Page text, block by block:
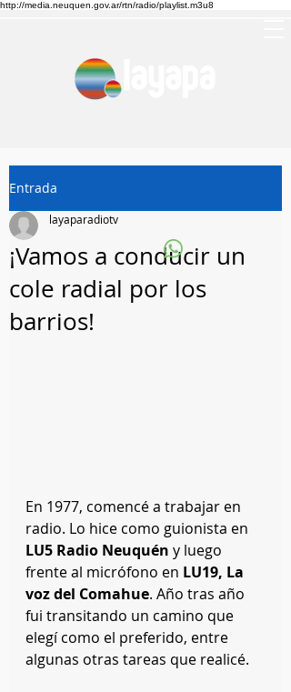
http://media.neuquen.gov.ar/rtn/radio/playlist.m3u8
Entrada
¡Vamos a conducir un
cole radial por los
barrios!
layaparadiotv
En 1977, comencé a trabajar en
radio. Lo hice como guionista en
LU5 Radio Neuquén y luego
frente al micrófono en LU19, La
voz del Comahue. Año tras año
fui transitando un camino que
elegí como el preferido, entre
algunas otras tareas que realicé.